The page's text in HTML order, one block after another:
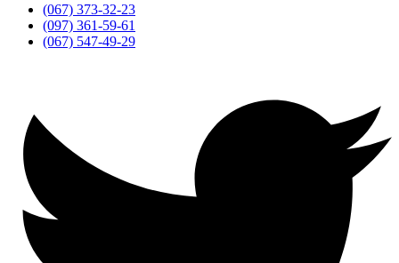
(067) 373-32-23
(097) 361-59-61
(067) 547-49-29